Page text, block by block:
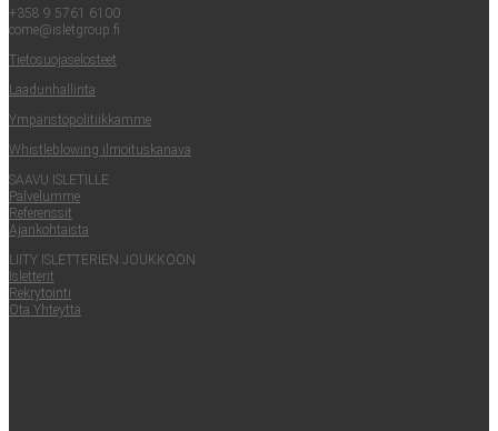
+358 9 5761 6100
come@​isletgroup.​fi
Tie­to­suo­ja­se­los­teet
Laa­dun­hal­lin­ta
Ympä­ris­tö­po­li­tiik­kam­me
Whist­le­blowing ilmoituskanava
SAA­VU ISLETILLE
Pal­ve­lum­me
Refe­rens­sit
Ajan­koh­tais­ta
LII­TY ISLET­TE­RIEN JOUKKOON
Islet­te­rit
Rek­ry­toin­ti
Ota Yhteyt­tä